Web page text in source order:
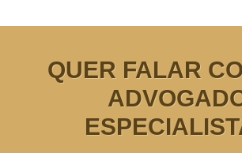
QUER FALAR